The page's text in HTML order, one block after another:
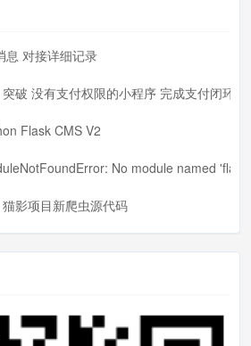
息 对接详细记录
突破 没有支付权限的小程序 完成支付闭环
Flask CMS V2
No module named
猫影项目新爬虫源代码